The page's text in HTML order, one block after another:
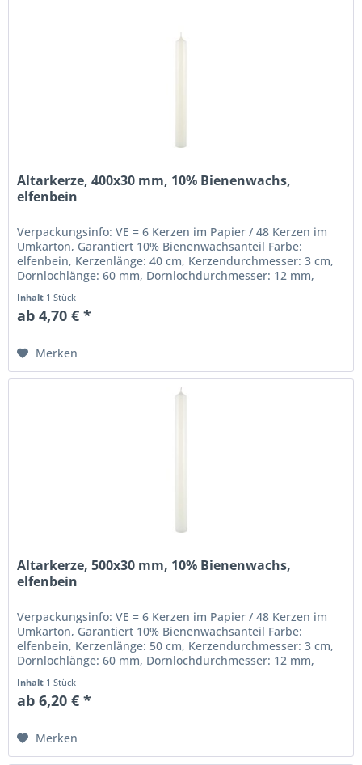
Altarkerze, 400x30 mm, 10% Bienenwachs,
elfenbein
Verpackungsinfo: VE = 6 Kerzen im Papier / 48 Kerzen im
Umkarton, Garantiert 10% Bienenwachsanteil Farbe:
elfenbein, Kerzenlänge: 40 cm, Kerzendurchmesser: 3 cm,
Dornlochlänge: 60 mm, Dornlochdurchmesser: 12 mm,
Inhalt 1 Stück
ab 4,70 € *
Merken
Altarkerze, 500x30 mm, 10% Bienenwachs,
elfenbein
Verpackungsinfo: VE = 6 Kerzen im Papier / 48 Kerzen im
Umkarton, Garantiert 10% Bienenwachsanteil Farbe:
elfenbein, Kerzenlänge: 50 cm, Kerzendurchmesser: 3 cm,
Dornlochlänge: 60 mm, Dornlochdurchmesser: 12 mm,
Inhalt 1 Stück
ab 6,20 € *
Merken